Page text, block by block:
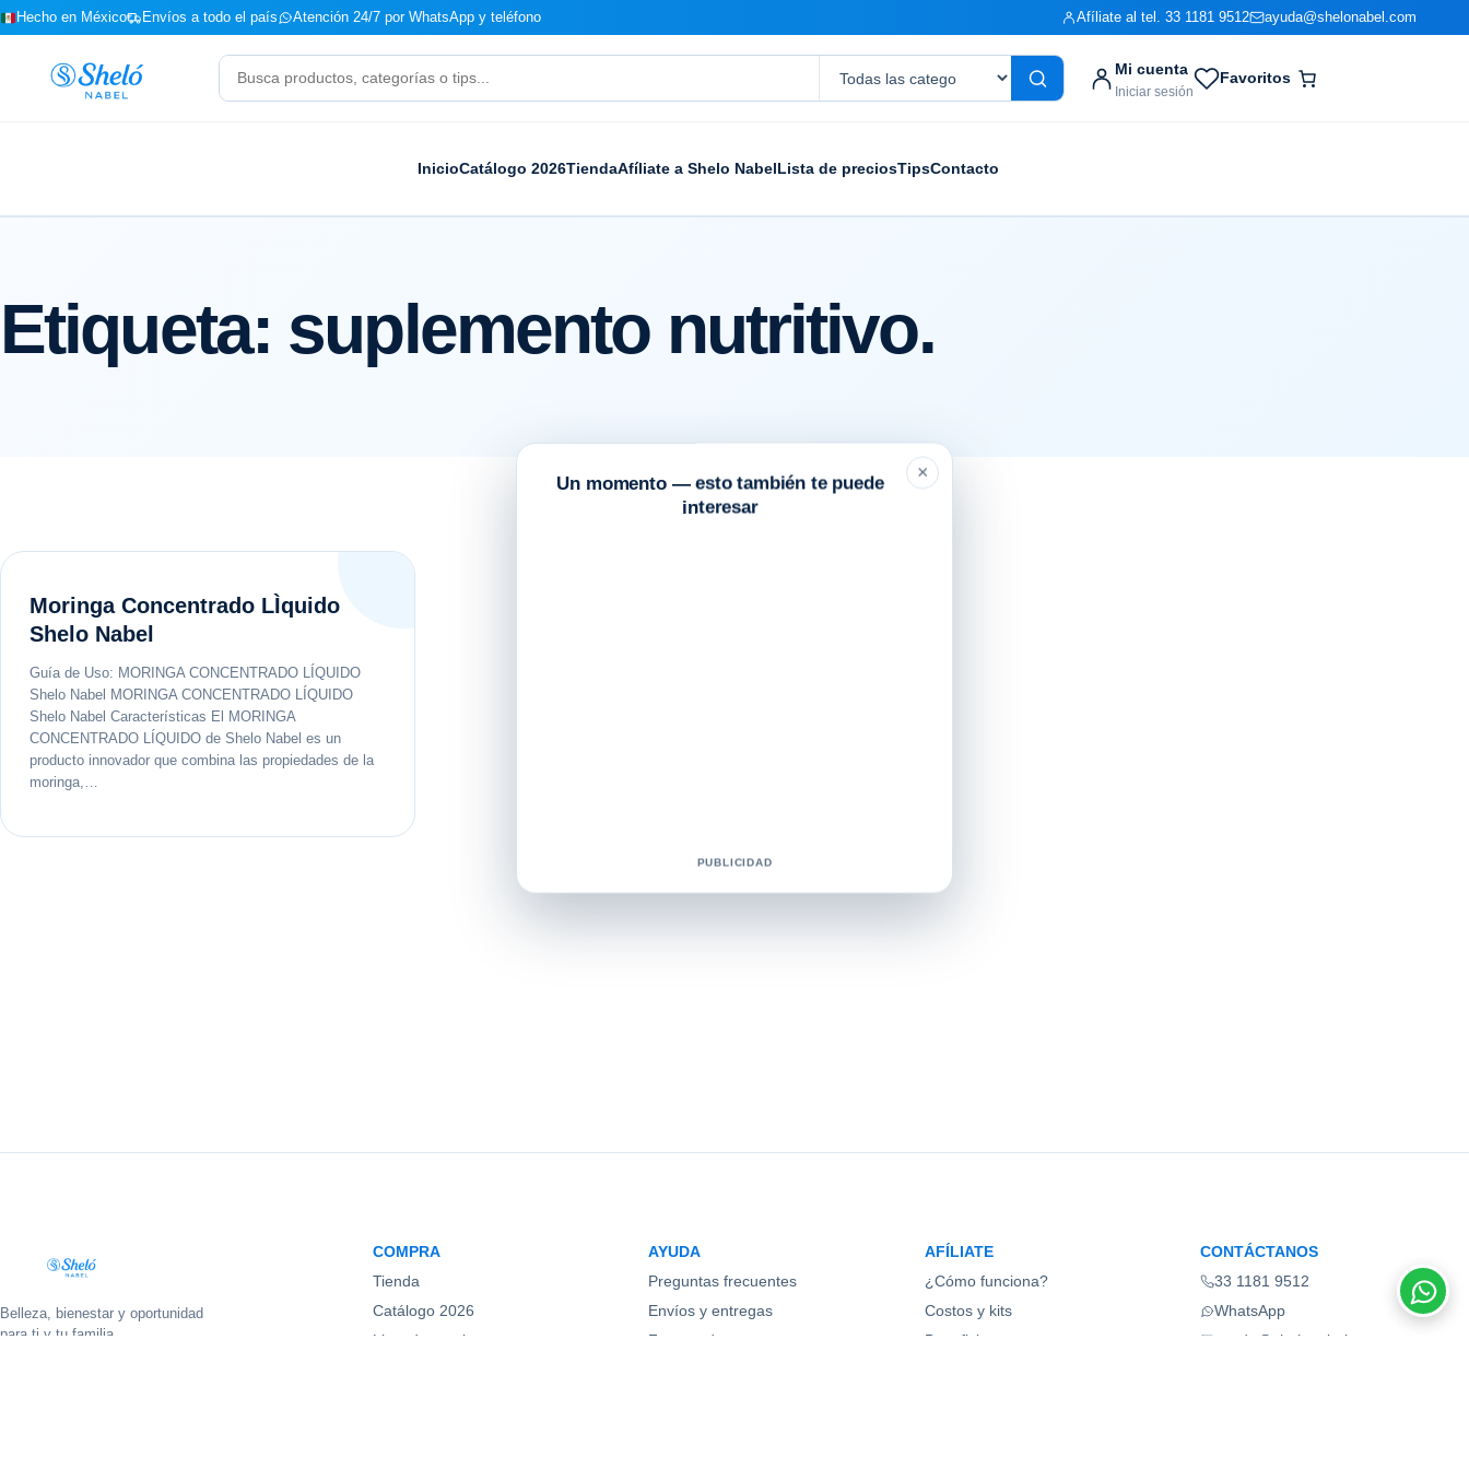
Hecho en México Envíos a todo el país Atención 24/7 por WhatsApp y teléfono Afíliate al tel. 33 1181 9512 ayuda@shelonabel.com
Buscar
productos
Mi cuenta
Iniciar sesión
Favoritos
Inicio Tienda
Catálogo 2026 Afíliate a Shelo NabelLista de preciosTipsContacto
Etiqueta: suplemento nutritivo.
Moringa Concentrado LÌquido
Shelo Nabel
Guía de Uso: MORINGA CONCENTRADO LÍQUIDO
Shelo Nabel MORINGA CONCENTRADO LÍQUIDO
Shelo Nabel Características El MORINGA
CONCENTRADO LÍQUIDO de Shelo Nabel es un
producto innovador que combina las propiedades de la
moringa,…
Belleza, bienestar y oportunidad
para ti y tu familia.
COMPRA
Tienda
Catálogo 2026
Lista de precios
AYUDA
Preguntas frecuentes
Envíos y entregas
Formas de pago
AFÍLIATE
¿Cómo funciona?
Costos y kits
Beneficios
CONTÁCTANOS
33 1181 9512
WhatsApp
ayuda@shelonabel.com
×
Un momento — esto también te puede
interesar
PUBLICIDAD